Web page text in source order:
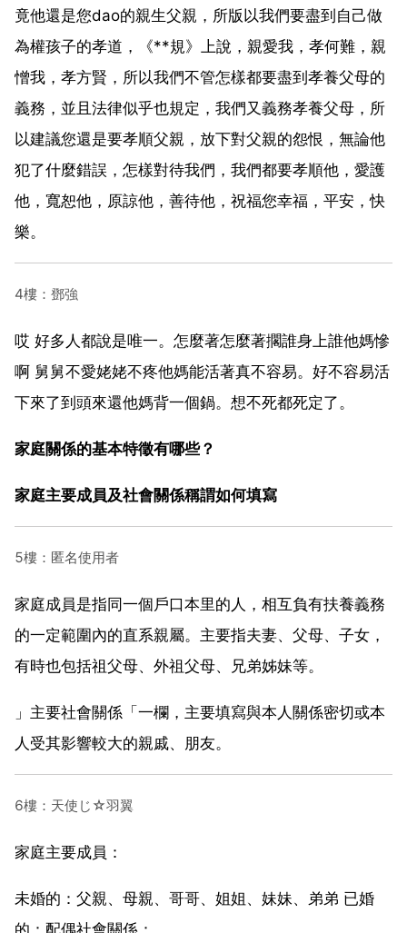
竟他還是您dao的親生父親，所版以我們要盡到自己做
為權孩子的孝道，《**規》上說，親愛我，孝何難，親
憎我，孝方賢，所以我們不管怎樣都要盡到孝養父母的
義務，並且法律似乎也規定，我們又義務孝養父母，所
以建議您還是要孝順父親，放下對父親的怨恨，無論他
犯了什麼錯誤，怎樣對待我們，我們都要孝順他，愛護
他，寬恕他，原諒他，善待他，祝福您幸福，平安，快
樂。
4樓：鄧強
哎 好多人都說是唯一。怎麼著怎麼著擱誰身上誰他媽慘
啊 舅舅不愛姥姥不疼他媽能活著真不容易。好不容易活
下來了到頭來還他媽背一個鍋。想不死都死定了。
家庭關係的基本特徵有哪些？
家庭主要成員及社會關係稱謂如何填寫
5樓：匿名使用者
家庭成員是指同一個戶口本里的人，相互負有扶養義務
的一定範圍內的直系親屬。主要指夫妻、父母、子女，
有時也包括祖父母、外祖父母、兄弟姊妹等。
」主要社會關係「一欄，主要填寫與本人關係密切或本
人受其影響較大的親戚、朋友。
6樓：天使じ☆羽翼
家庭主要成員：
未婚的：父親、母親、哥哥、姐姐、妹妹、弟弟 已婚
的：配偶社會關係：